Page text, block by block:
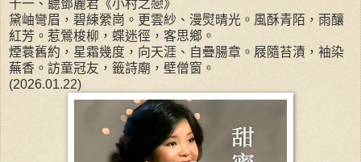
十一、聽鄧麗君《小村之戀》
黛岫彎眉，碧練縈崗。更雲紗、漫熨晴光。風酥青陌，雨釀
紅芳。惹鶯梭柳，蝶迷徑，客思鄉。
煙蓑舊約，星霜幾度，向天涯、自疊腸章。屐隨苔漬，袖染
蕪香。訪童冠友，籤詩廟，壁僧窗。
(2026.01.22)